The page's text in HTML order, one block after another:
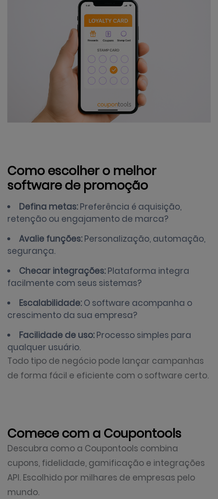
Como escolher o melhor
software de promoção
Defina metas: Preferência é aquisição,
retenção ou engajamento de marca?
Avalie funções: Personalização, automação,
segurança.
Checar integrações: Plataforma integra
facilmente com seus sistemas?
Escalabilidade: O software acompanha o
crescimento da sua empresa?
Facilidade de uso: Processo simples para
qualquer usuário.
Todo tipo de negócio pode lançar campanhas
de forma fácil e eficiente com o software certo.
Comece com a Coupontools
Descubra como a Coupontools combina
cupons, fidelidade, gamificação e integrações
API. Escolhido por milhares de empresas pelo
mundo.